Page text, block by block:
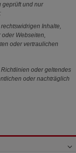
geprüft und nur
Inhalte,
Webseiten,
oder vertraulichen
oder geltendes
oder nachträglich